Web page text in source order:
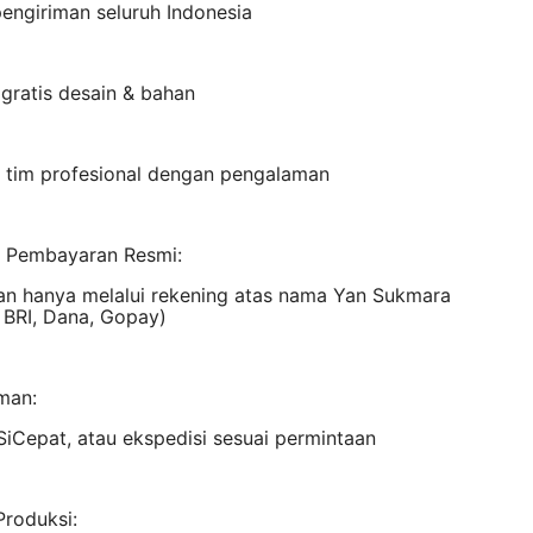
seluruh Indonesia
desain & bahan
profesional dengan pengalaman
Resmi:
hanya melalui rekening atas nama Yan Sukmara
Dana, Gopay)
atau ekspedisi sesuai permintaan